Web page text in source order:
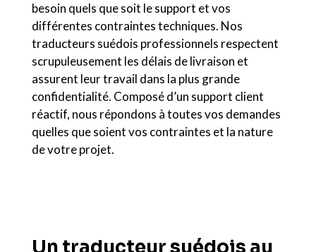
besoin quels que soit le support et vos
différentes contraintes techniques. Nos
traducteurs suédois professionnels respectent
scrupuleusement les délais de livraison et
assurent leur travail dans la plus grande
confidentialité. Composé d’un support client
réactif, nous répondons à toutes vos demandes
quelles que soient vos contraintes et la nature
de votre projet.